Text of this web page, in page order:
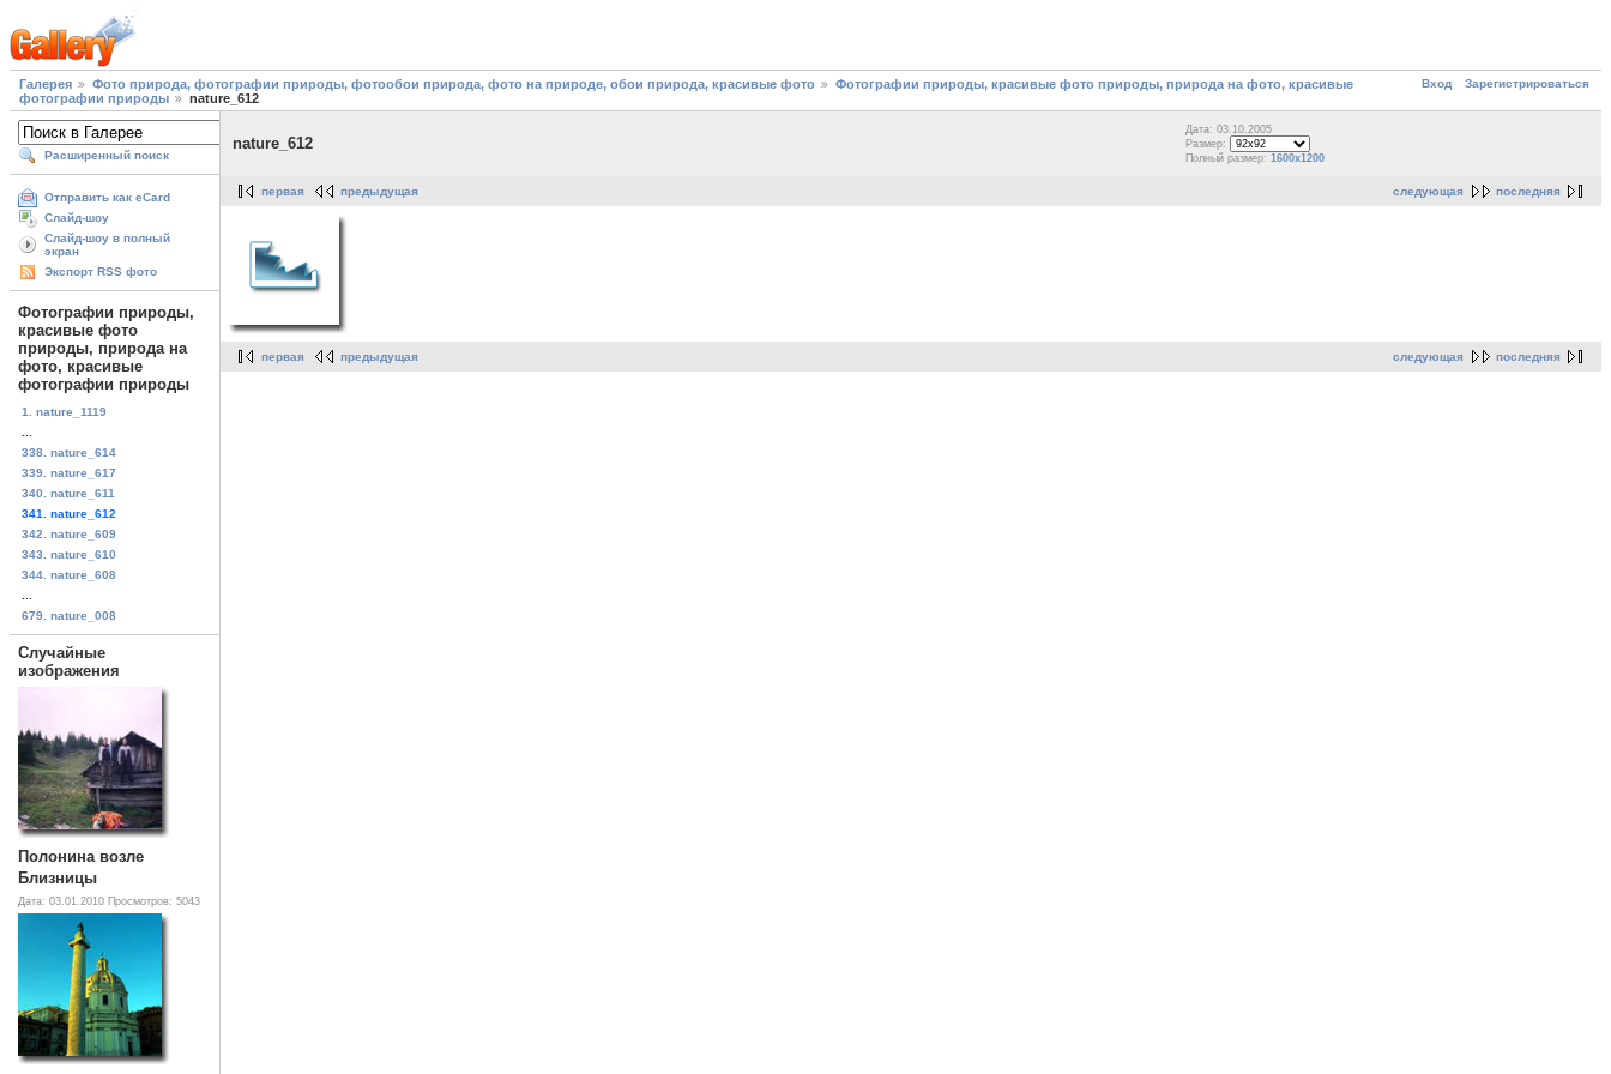
Вход Зарегистрироваться
Галерея Фото природа, фотографии природы, фотообои природа, фото на природе, обои природа, красивые фото
Фотографии природы, красивые фото природы, природа на фото, красивые
фотографии природы
nature_612
Расширенный поиск
Отправить как eCard
Слайд-шоу
Слайд-шоу в полный
экран
Экспорт RSS фото
Фотографии природы,
красивые фото
природы, природа на
фото, красивые
фотографии природы
1. nature_1119
338. nature_614
339. nature_617
340. nature_611
341. nature_612
342. nature_609
343. nature_610
344. nature_608
679. nature_008
Случайные
изображения
Полонина возле
Близницы
Дата: 03.01.2010 Просмотров: 5043
nature_612
Дата: 03.10.2005
Размер:
Полный размер: 1600x1200
следующая последняя
первая предыдущая
следующая последняя
первая предыдущая